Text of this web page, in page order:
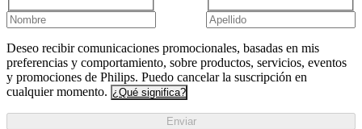
Deseo recibir comunicaciones promocionales, basadas en mis
preferencias y comportamiento, sobre productos, servicios, eventos
y promociones de Philips. Puedo cancelar la suscripción en
cualquier momento. ¿Qué significa?
Enviar